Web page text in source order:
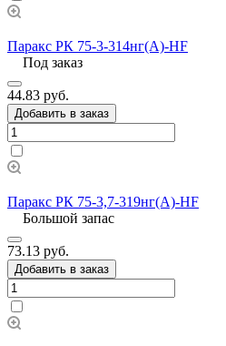
Паракс РК 75-3-314нг(А)-HF
Под заказ
44.83 руб.
Добавить в заказ
Паракс РК 75-3,7-319нг(А)-HF
Большой запас
73.13 руб.
Добавить в заказ